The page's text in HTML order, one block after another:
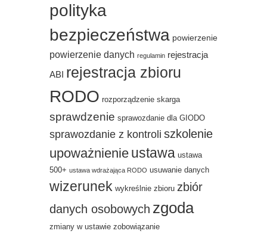
polityka
bezpieczeństwa powierzenie
powierzenie danych regulamin rejestracja
ABI rejestracja zbioru
RODO rozporządzenie skarga
sprawdzenie sprawozdanie dla GIODO
sprawozdanie z kontroli szkolenie
upoważnienie ustawa ustawa
500+ ustawa wdrażająca RODO usuwanie danych
wizerunek wykreślnie zbioru zbiór
danych osobowych zgoda
zmiany w ustawie zobowiązanie